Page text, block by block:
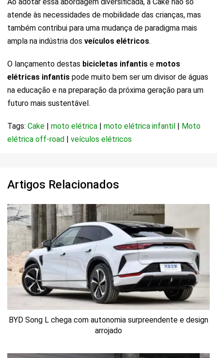
atende às necessidades de mobilidade das crianças, mas
também contribui para uma mudança de paradigma mais
ampla na indústria dos veículos elétricos.
O lançamento destas bicicletas infantis e motos
elétricas infantis pode muito bem ser um divisor de águas
na educação e na preparação da próxima geração para um
futuro mais sustentável.
Tags: Cake | moto elétrica | moto elétrica infantil | Moto
elétrica off-road | veículos elétricos
Artigos Relacionados
BYD Song L chega com autonomia surpreendente e design
arrojado